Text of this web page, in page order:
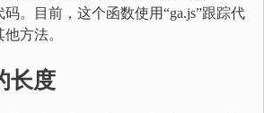
。目前，这个函数使用“ga.js”跟踪代
方法。
长度